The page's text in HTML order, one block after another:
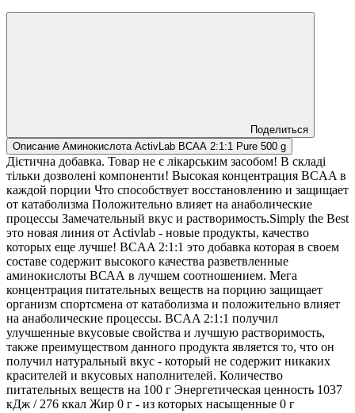
Поделиться
Описание Аминокислота ActivLab BCAA 2:1:1 Pure 500 g
Дієтична добавка. Товар не є лікарським засобом! В складі
тільки дозволені компоненти! Высокая концентрация BCAA в
каждой порции Что способствует восстановлению и защищает
от катаболизма Положительно влияет на анаболические
процессы Замечательный вкус и растворимость. ​Simply the Best
это новая линия от Activlab - новые продукты, качество
которых еще лучше! BCAA 2:1:1 это добавка которая в своем
составе содержит высокого качества разветвленные
аминокислоты ВСАА в лучшем соотношением. Мега
концентрация питательных веществ на порцию защищает
организм спортсмена от катаболизма и положительно влияет
на анаболические процессы. BCAA 2:1:1 получил
улучшенные вкусовые свойства и лучшую растворимость,
также преимуществом данного продукта является то, что он
получил натуральный вкус - который не содержит никаких
красителей и вкусовых наполнителей. Количество
питательных веществ на 100 г Энергетическая ценность 1037
кДж / 276 ккал Жир 0 г - из которых насыщенные 0 г